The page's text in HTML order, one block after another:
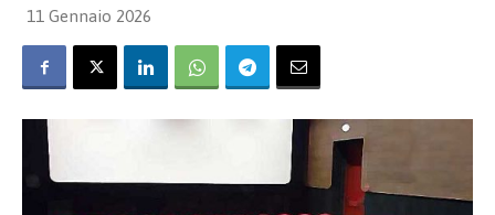
11 Gennaio 2026